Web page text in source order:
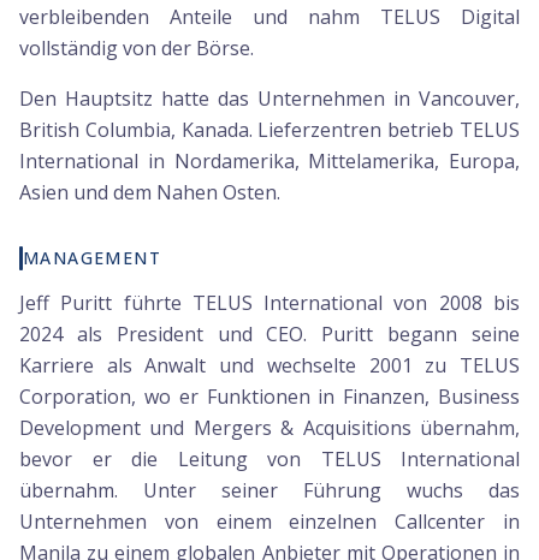
verbleibenden Anteile und nahm TELUS Digital
vollständig von der Börse.
Den Hauptsitz hatte das Unternehmen in Vancouver,
British Columbia, Kanada. Lieferzentren betrieb TELUS
International in Nordamerika, Mittelamerika, Europa,
Asien und dem Nahen Osten.
MANAGEMENT
Jeff Puritt führte TELUS International von 2008 bis
2024 als President und CEO. Puritt begann seine
Karriere als Anwalt und wechselte 2001 zu TELUS
Corporation, wo er Funktionen in Finanzen, Business
Development und Mergers & Acquisitions übernahm,
bevor er die Leitung von TELUS International
übernahm. Unter seiner Führung wuchs das
Unternehmen von einem einzelnen Callcenter in
Manila zu einem globalen Anbieter mit Operationen in